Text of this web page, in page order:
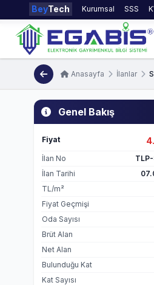
BeyTech Kurumsal SSS
Anasayfa İlanlar
Genel Bakış
Fiyat
İlan No
İlan Tarihi
TL/m²
Fiyat Geçmişi
Oda Sayısı
Brüt Alan
Net Alan
Bulunduğu Kat
Kat Sayısı